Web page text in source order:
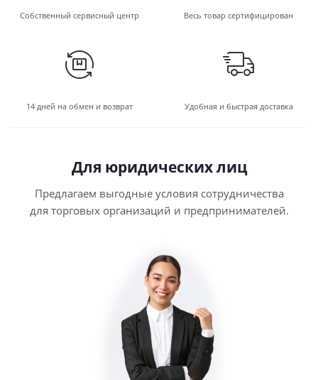
Собственный сервисный центр Весь товар сертифицирован
14 дней на обмен и возврат Удобная и быстрая доставка
Для юридических лиц
Предлагаем выгодные условия сотрудничества
для торговых организаций и предпринимателей.